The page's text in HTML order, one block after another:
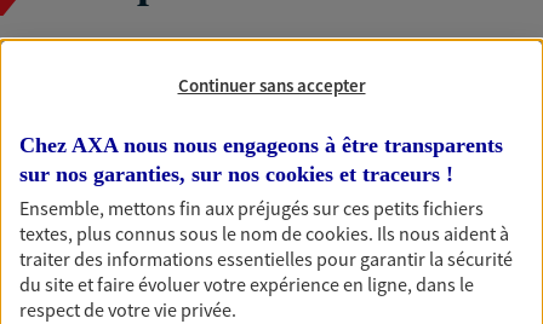
Accompagner les
professionnels et les
entreprises
Comme vous, nous sommes des indépendants. Nous
bâtissons ensemble des solutions cohérentes pour
protéger votre activité, vos collaborateurs... mais aussi
vous-même et votre famille.
Continuer sans accepter
Chez AXA nous nous engageons à être transparents
sur nos garanties, sur nos cookies et traceurs !
Ensemble, mettons fin aux préjugés sur ces petits fichiers
textes, plus connus sous le nom decookies. Ils nous aident à
traiter des informations essentielles pour garantir la sécurité
du site et faire évoluer votre expérience en ligne, dans le
respect de votre vie privée.